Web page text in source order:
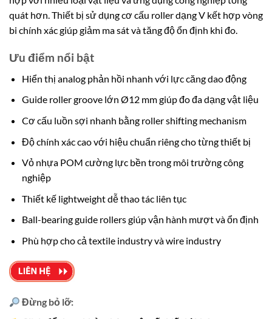
quát hơn. Thiết bị sử dụng cơ cấu roller dạng V kết hợp vòng
bi chính xác giúp giảm ma sát và tăng độ ổn định khi đo.
Ưu điểm nổi bật
Hiển thị analog phản hồi nhanh với lực căng dao động
Guide roller groove lớn Ø12 mm giúp đo đa dạng vật liệu
Cơ cấu luồn sợi nhanh bằng roller shifting mechanism
Độ chính xác cao với hiệu chuẩn riêng cho từng thiết bị
Vỏ nhựa POM cường lực bền trong môi trường công
nghiệp
Thiết kế lightweight dễ thao tác liên tục
Ball-bearing guide rollers giúp vận hành mượt và ổn định
Phù hợp cho cả textile industry và wire industry
Đừng bỏ lỡ: